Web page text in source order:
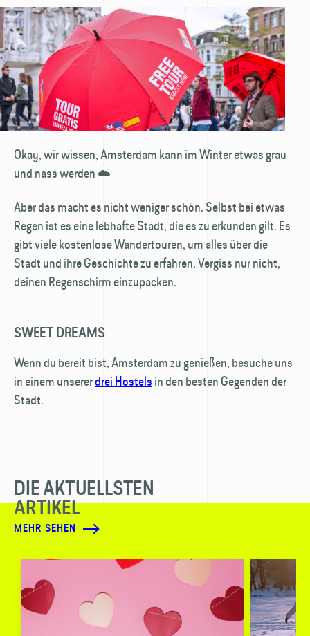
Okay, wir wissen, Amsterdam kann im Winter etwas grau
und nass werden ☁️
Aber das macht es nicht weniger schön. Selbst bei etwas
Regen ist es eine lebhafte Stadt, die es zu erkunden gilt. Es
gibt viele kostenlose Wander­touren, um alles über die
Stadt und ihre Geschichte zu erfahren. Vergiss nur nicht,
deinen Regenschirm einzupacken.
SWEET DREAMS
Wenn du bereit bist, Amsterdam zu genießen, besuche uns
in einem unsererdrei Hostels in den besten Gegenden der
Stadt.
DIE AKTUELLSTEN
ARTIKEL
MEHR SEHEN